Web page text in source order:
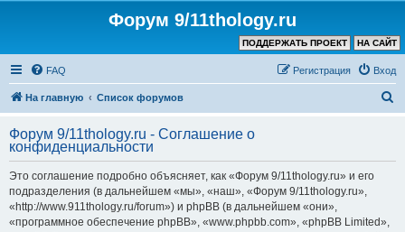
Форум 9/11thology.ru
НА САЙТ
ПОДДЕРЖАТЬ ПРОЕКТ
FAQ Вход
Регистрация
На главную Список форумов
с
Форум 9/11thology.ru - Соглашение о
конфиденциальности
Это соглашение подробно объясняет, как «Форум 9/11thology.ru» и его
подразделения (в дальнейшем «мы», «наш», «Форум 9/11thology.ru»,
«http://www.911thology.ru/forum») и phpBB (в дальнейшем «они»,
«программное обеспечение phpBB», «www.phpbb.com», «phpBB Limited»,